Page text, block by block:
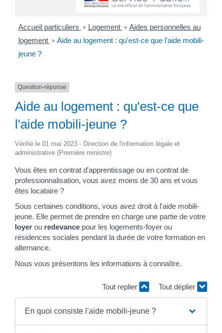
Accueil particuliers > Logement > Aides personnelles au
logement > Aide au logement : qu'est-ce que l'aide mobili-
jeune ?
Question-réponse
Aide au logement : qu'est-ce que
l'aide mobili-jeune ?
Vérifié le 01 mai 2023 - Direction de l'information légale et
administrative (Première ministre)
Vous êtes en contrat d'apprentissage ou en contrat de
professionnalisation, vous avez moins de 30 ans et vous
êtes locataire ?
Sous certaines conditions, vous avez droit à l'aide mobili-
jeune. Elle permet de prendre en charge une partie de votre
loyer ou redevance pour les logements-foyer ou
résidences sociales pendant la durée de votre formation en
alternance.
Nous vous présentons les informations à connaître.
Tout replier Tout déplier
En quoi consiste l'aide mobili-jeune ?